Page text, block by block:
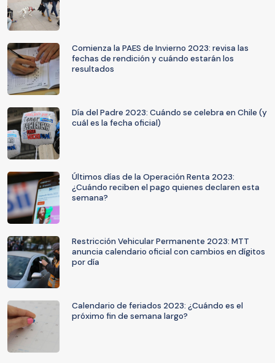
Comienza la PAES de Invierno 2023: revisa las
fechas de rendición y cuándo estarán los
resultados
Día del Padre 2023: Cuándo se celebra en Chile (y
cuál es la fecha oficial)
Últimos días de la Operación Renta 2023:
¿Cuándo reciben el pago quienes declaren esta
semana?
Restricción Vehicular Permanente 2023: MTT
anuncia calendario oficial con cambios en dígitos
por día
Calendario de feriados 2023: ¿Cuándo es el
próximo fin de semana largo?